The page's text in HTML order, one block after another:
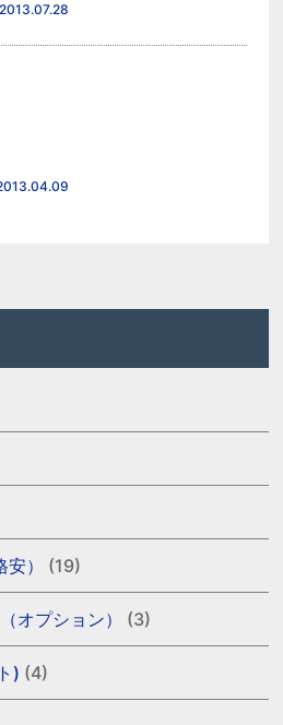
2013.07.28
） (19)
オプション） (3)
) (4)